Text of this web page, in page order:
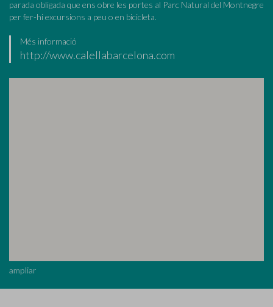
parada obligada que ens obre les portes al Parc Natural del Montnegre
per fer-hi excursions a peu o en bicicleta.
Més informació
http://www.calellabarcelona.com
ampliar